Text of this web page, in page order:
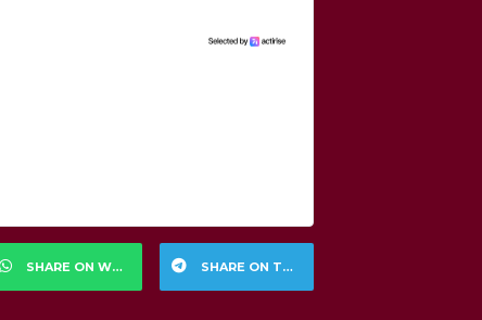
SHARE ON WHATSAPP SHARE ON TELEGRAM